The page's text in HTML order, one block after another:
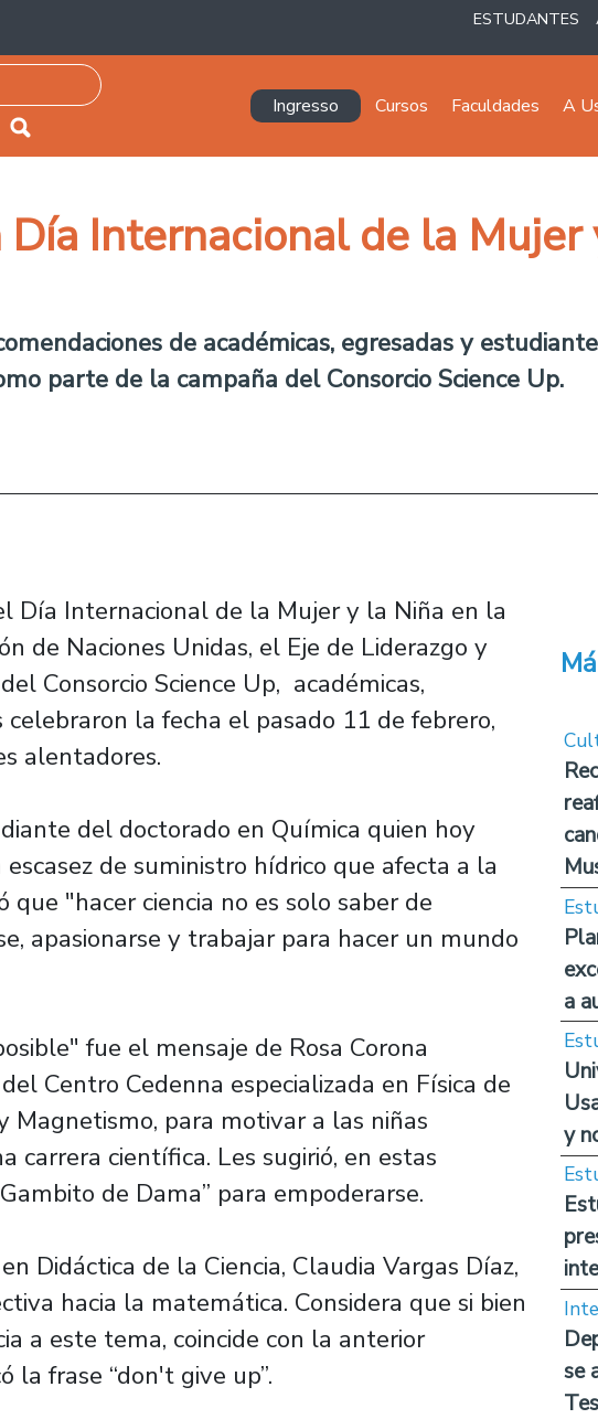
ESTUDANTES
Pesquisar
Navegación principal
Ingresso Cursos Faculdades A
Internacional de la
de académicas, egresadas y
parte de la campaña del Consorcio Science Up.
Día Internacional de la Mujer y la Niña en la
de Naciones Unidas, el Eje de Liderazgo y
Consorcio Science Up, académicas,
la fecha el pasado 11 de febrero,
alentadores.
del doctorado en Química quien hoy
de suministro hídrico que afecta a la
que "hacer ciencia no es solo saber de
apasionarse y trabajar para hacer un mundo
fue el mensaje de Rosa Corona
Centro Cedenna especializada en Física de
Magnetismo, para motivar a las niñas
carrera científica. Les sugirió, en estas
de Dama” para empoderarse.
Didáctica de la Ciencia, Claudia Vargas Díaz,
hacia la matemática. Considera que si bien
a este tema, coincide con la anterior
la frase “don't give up”.
a
y
se